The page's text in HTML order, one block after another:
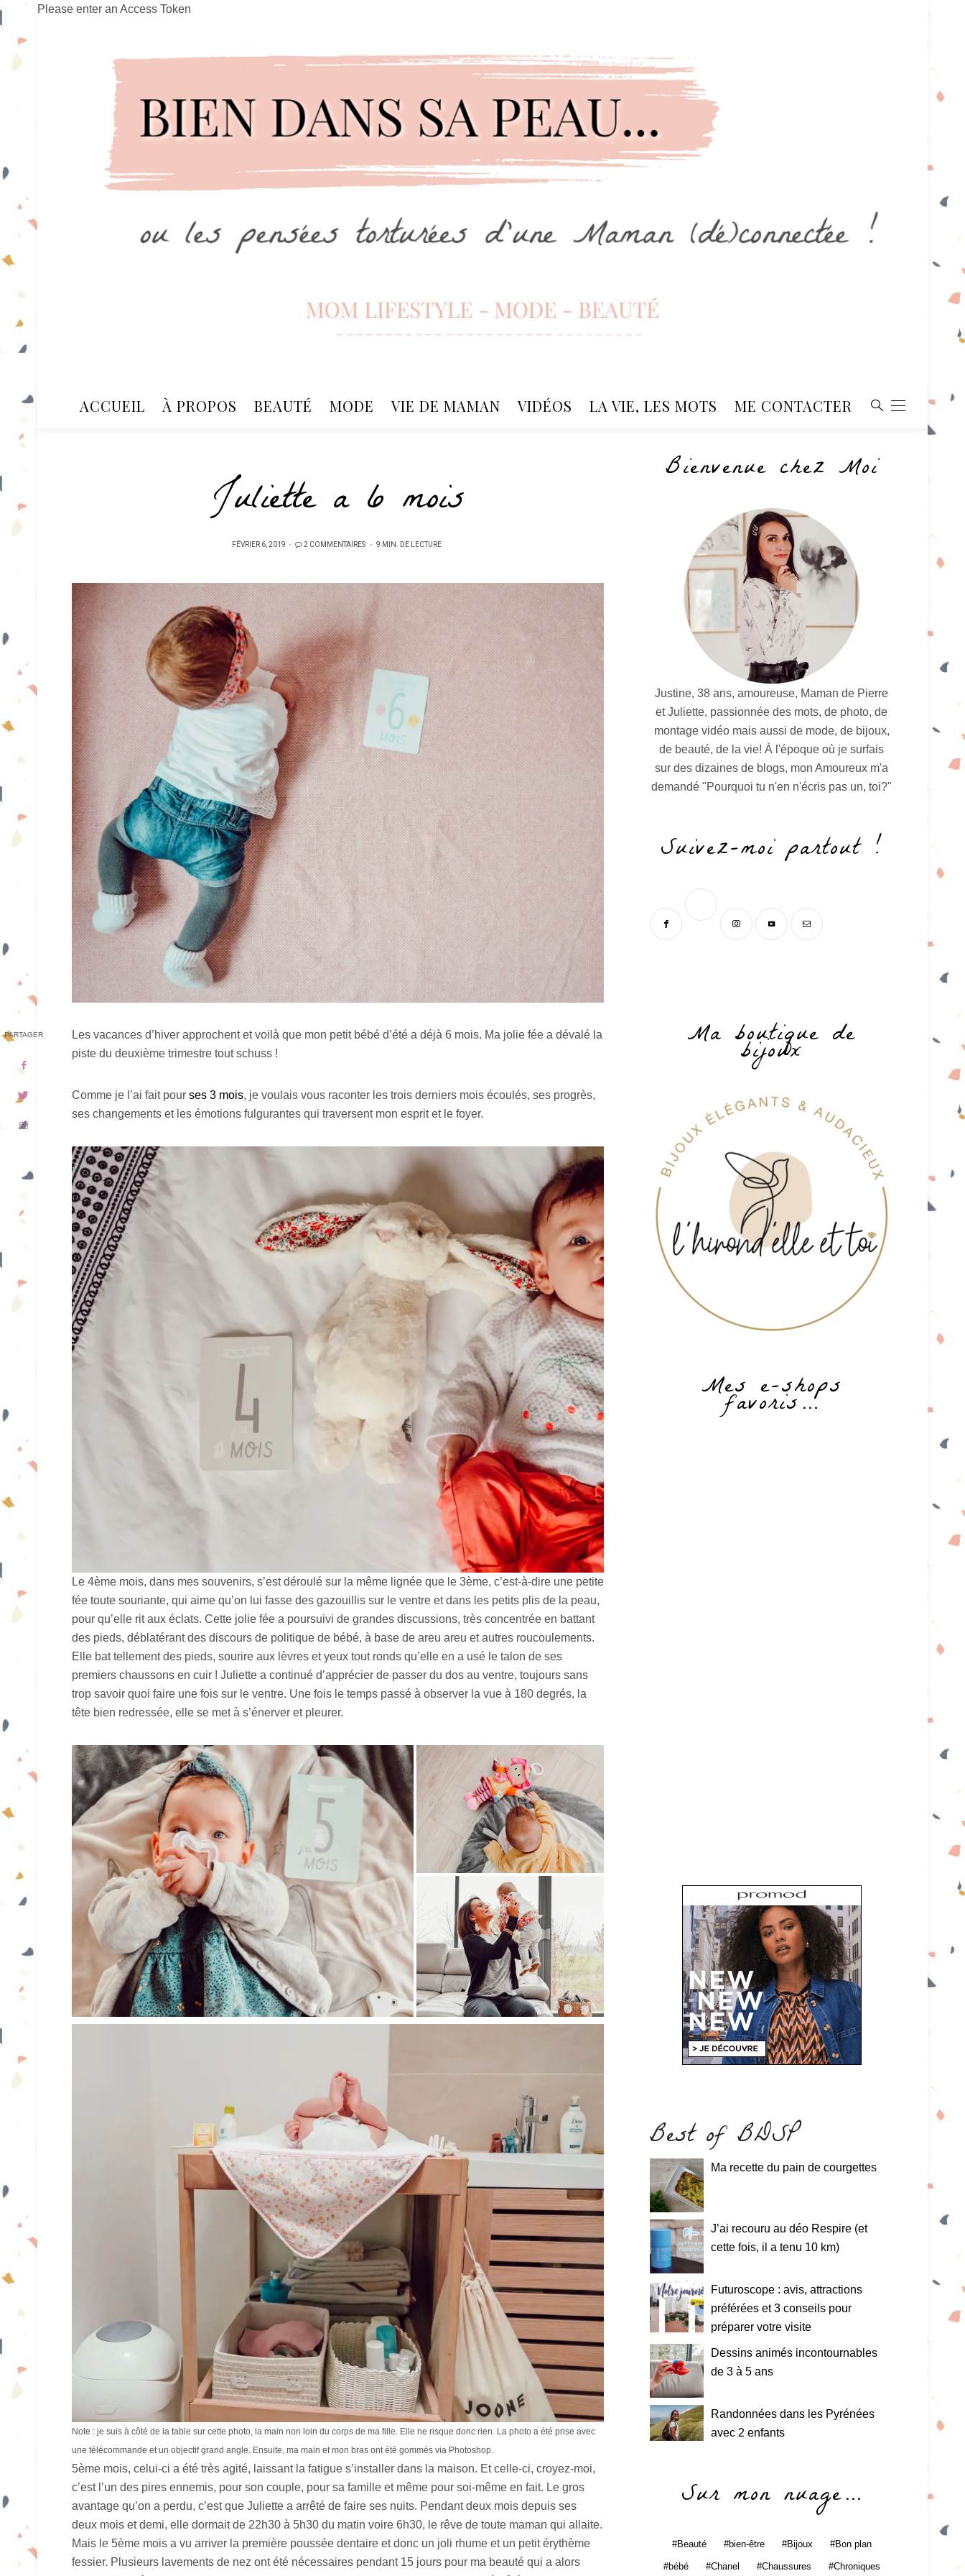
Please enter an Access Token
ACCUEIL À PROPOS BEAUTÉ MODE VIE DE MAMAN VIDÉOS LA VIE, LES MOTS ME CONTACTER
Juliette a 6 mois
PUBLIÉ
FÉVRIER 6, 2019 2 COMMENTAIRES 9 MIN. DE LECTURE
Les vacances d’hiver approchent et voilà que mon petit bébé d’été a déjà 6 mois. Ma jolie fée a dévalé la
piste du deuxième trimestre tout schuss !
Comme je l’ai fait pour ses 3 mois, je voulais vous raconter les trois derniers mois écoulés, ses progrès,
ses changements et les émotions fulgurantes qui traversent mon esprit et le foyer.
Le 4ème mois, dans mes souvenirs, s’est déroulé sur la même lignée que le 3ème, c’est-à-dire une petite
fée toute souriante, qui aime qu’on lui fasse des gazouillis sur le ventre et dans les petits plis de la peau,
pour qu’elle rit aux éclats. Cette jolie fée a poursuivi de grandes discussions, très concentrée en battant
des pieds, déblatérant des discours de politique de bébé, à base de areu areu et autres roucoulements.
Elle bat tellement des pieds, sourire aux lèvres et yeux tout ronds qu’elle en a usé le talon de ses
premiers chaussons en cuir ! Juliette a continué d’apprécier de passer du dos au ventre, toujours sans
trop savoir quoi faire une fois sur le ventre. Une fois le temps passé à observer la vue à 180 degrés, la
tête bien redressée, elle se met à s’énerver et pleurer.
Note : je suis à côté de la table sur cette photo, la main non loin du corps de ma fille. Elle ne risque donc rien. La photo a été prise avec
une télécommande et un objectif grand angle. Ensuite, ma main et mon bras ont été gommés via Photoshop.
5ème mois, celui-ci a été très agité, laissant la fatigue s’installer dans la maison. Et celle-ci, croyez-moi,
c’est l’un des pires ennemis, pour son couple, pour sa famille et même pour soi-même en fait. Le gros
avantage qu’on a perdu, c’est que Juliette a arrêté de faire ses nuits. Pendant deux mois depuis ses
deux mois et demi, elle dormait de 22h30 à 5h30 du matin voire 6h30, le rêve de toute maman qui allaite.
Mais le 5ème mois a vu arriver la première poussée dentaire et donc un joli rhume et un petit érythème
fessier. Plusieurs lavements de nez ont été nécessaires pendant 15 jours pour ma beauté qui a alors
PARTAGER
Bienvenue chez Moi
Justine, 38 ans, amoureuse, Maman de Pierre
et Juliette, passionnée des mots, de photo, de
montage vidéo mais aussi de mode, de bijoux,
de beauté, de la vie! À l'époque où je surfais
sur des dizaines de blogs, mon Amoureux m'a
demandé "Pourquoi tu n'en n'écris pas un, toi?"
Suivez-moi partout !
Ma boutique de
bijoux
Mes e-shops
favoris…
Best of BDSP
Ma recette du pain de courgettes
J’ai recouru au déo Respire (et
cette fois, il a tenu 10 km)
Futuroscope : avis, attractions
préférées et 3 conseils pour
préparer votre visite
Dessins animés incontournables
de 3 à 5 ans
Randonnées dans les Pyrénées
avec 2 enfants
Sur mon nuage…
Beauté bien-être Bijoux Bon plan
bébé Chanel Chaussures Chroniques